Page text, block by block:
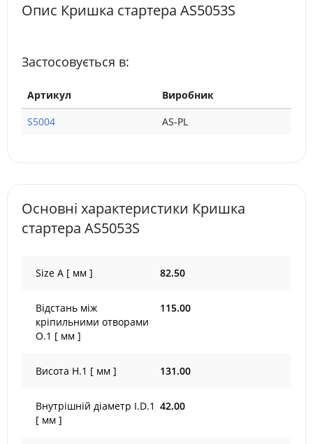
Опис Кришка стартера AS5053S
Застосовується в:
Артикул
Виробник
S5004
AS-PL
Основні характеристики Кришка
стартера AS5053S
Size A [ мм ] 82.50
Відстань між
кріпильними отворами
O.1 [ мм ]
115.00
Висота H.1 [ мм ] 131.00
Внутрішній діаметр I.D.1
[ мм ]
42.00